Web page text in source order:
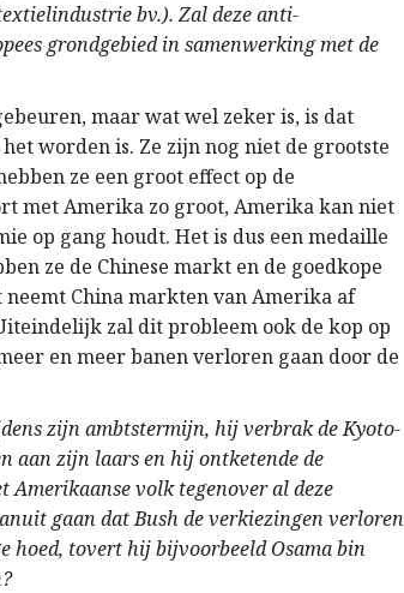
bv.). Zal deze anti-
grondgebied in samenwerking met de
maar wat wel zeker is, is dat
worden is. Ze zijn nog niet de grootste
ze een groot effect op de
met Amerika zo groot, Amerika kan niet
op gang houdt. Het is dus een medaille
ze de Chinese markt en de goedkope
China markten van Amerika af
zal dit probleem ook de kop op
en meer banen verloren gaan door de
zijn ambtstermijn, hij verbrak de Kyoto-
aan zijn laars en hij ontketende de
volk tegenover al deze
gaan dat Bush de verkiezingen verloren
hoed, tovert hij bijvoorbeeld Osama bin